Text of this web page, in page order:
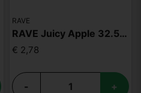
RAVE
RAVE Juicy Apple 32.5mg
€ 2,78
- +